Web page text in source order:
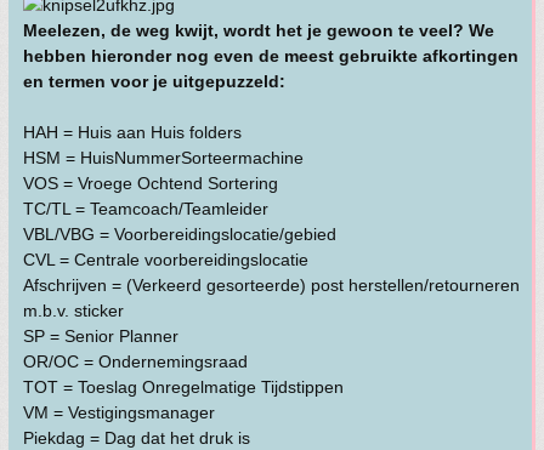
Meelezen, de weg kwijt, wordt het je gewoon te veel? We
hebben hieronder nog even de meest gebruikte afkortingen
en termen voor je uitgepuzzeld:
HAH = Huis aan Huis folders
HSM = HuisNummerSorteermachine
VOS = Vroege Ochtend Sortering
TC/TL = Teamcoach/Teamleider
VBL/VBG = Voorbereidingslocatie/gebied
CVL = Centrale voorbereidingslocatie
Afschrijven = (Verkeerd gesorteerde) post herstellen/retourneren
m.b.v. sticker
SP = Senior Planner
OR/OC = Ondernemingsraad
TOT = Toeslag Onregelmatige Tijdstippen
VM = Vestigingsmanager
Piekdag = Dag dat het druk is